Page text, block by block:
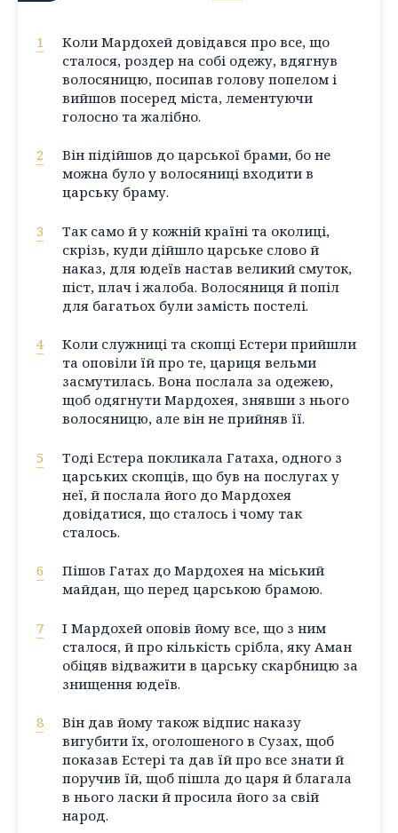
1
Коли Мардохей довідався про все, що
сталося, роздер на собі одежу, вдягнув
волосяницю, посипав голову попелом і
вийшов посеред міста, лементуючи
голосно та жалібно.
2
Він підійшов до царської брами, бо не
можна було у волосяниці входити в
царську браму.
3
Так само й у кожній країні та околиці,
скрізь, куди дійшло царське слово й
наказ, для юдеїв настав великий смуток,
піст, плач і жалоба. Волосяниця й попіл
для багатьох були замість постелі.
4
Коли служниці та скопці Естери прийшли
та оповіли їй про те, цариця вельми
засмутилась. Вона послала за одежею,
щоб одягнути Мардохея, знявши з нього
волосяницю, але він не прийняв її.
5
Тоді Естера покликала Гатаха, одного з
царських скопців, що був на послугах у
неї, й послала його до Мардохея
довідатися, що сталось і чому так
сталось.
6
Пішов Гатах до Мардохея на міський
майдан, що перед царською брамою.
7
І Мардохей оповів йому все, що з ним
сталося, й про кількість срібла, яку Аман
обіцяв відважити в царську скарбницю за
знищення юдеїв.
8
Він дав йому також відпис наказу
вигубити їх, оголошеного в Сузах, щоб
показав Естері та дав їй про все знати й
поручив їй, щоб пішла до царя й благала
в нього ласки й просила його за свій
народ.